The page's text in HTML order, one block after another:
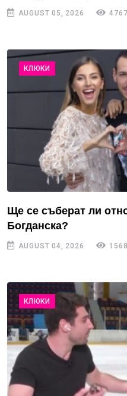
AUGUST 05, 2026 4767
КЛЮКИ
Ще се съберат ли
Богданска?
AUGUST 04, 2026 1568
КЛЮКИ